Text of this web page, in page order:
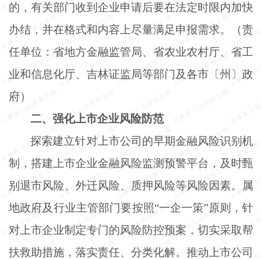
的，有关部门收到企业申请后要在法定时限内加快
办结，并在格式和内容上尽量满足申报需求。（责
任单位：省地方金融监管局、省农业农村厅、省工
业和信息化厅、吉林证监局等部门及各市〔州〕政
府）
二、强化上市企业风险防范
探索建立针对上市公司的早期金融风险识别机
制，搭建上市企业金融风险监测预警平台，及时甄
别退市风险、外迁风险、质押风险等风险因素。属
地政府及行业主管部门要按照“一企一策”原则，针
对上市企业制定专门的风险防控预案，切实采取帮
扶救助措施，落实责任、分类化解。推动上市公司